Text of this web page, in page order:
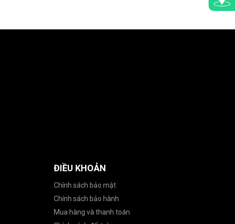
ĐIỀU KHOẢN
Chính sách bảo mật
Chính sách bảo hành
Mua hàng và thanh toán